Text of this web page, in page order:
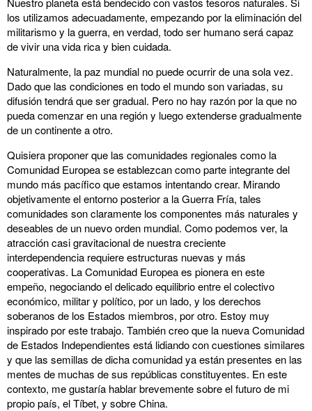
los utilizamos adecuadamente, empezando por la eliminación del
militarismo y la guerra, en verdad, todo ser humano será capaz
de vivir una vida rica y bien cuidada.
Naturalmente, la paz mundial no puede ocurrir de una sola vez.
Dado que las condiciones en todo el mundo son variadas, su
difusión tendrá que ser gradual. Pero no hay razón por la que no
pueda comenzar en una región y luego extenderse gradualmente
de un continente a otro.
Quisiera proponer que las comunidades regionales como la
Comunidad Europea se establezcan como parte integrante del
mundo más pacífico que estamos intentando crear. Mirando
objetivamente el entorno posterior a la Guerra Fría, tales
comunidades son claramente los componentes más naturales y
deseables de un nuevo orden mundial. Como podemos ver, la
atracción casi gravitacional de nuestra creciente
interdependencia requiere estructuras nuevas y más
cooperativas. La Comunidad Europea es pionera en este
empeño, negociando el delicado equilibrio entre el colectivo
económico, militar y político, por un lado, y los derechos
soberanos de los Estados miembros, por otro. Estoy muy
inspirado por este trabajo. También creo que la nueva Comunidad
de Estados Independientes está lidiando con cuestiones similares
y que las semillas de dicha comunidad ya están presentes en las
mentes de muchas de sus repúblicas constituyentes. En este
contexto, me gustaría hablar brevemente sobre el futuro de mi
propio país, el Tíbet, y sobre China.